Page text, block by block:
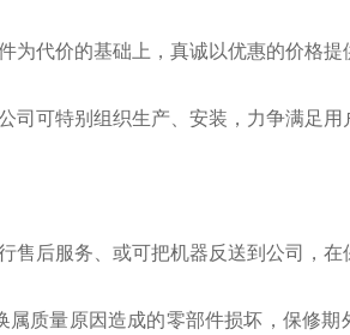
代价的基础上，真诚以优惠的价格提
可特别组织生产、安装，力争满足用
后服务、或可把机器反送到公司，在
质量原因造成的零部件损坏，保修期